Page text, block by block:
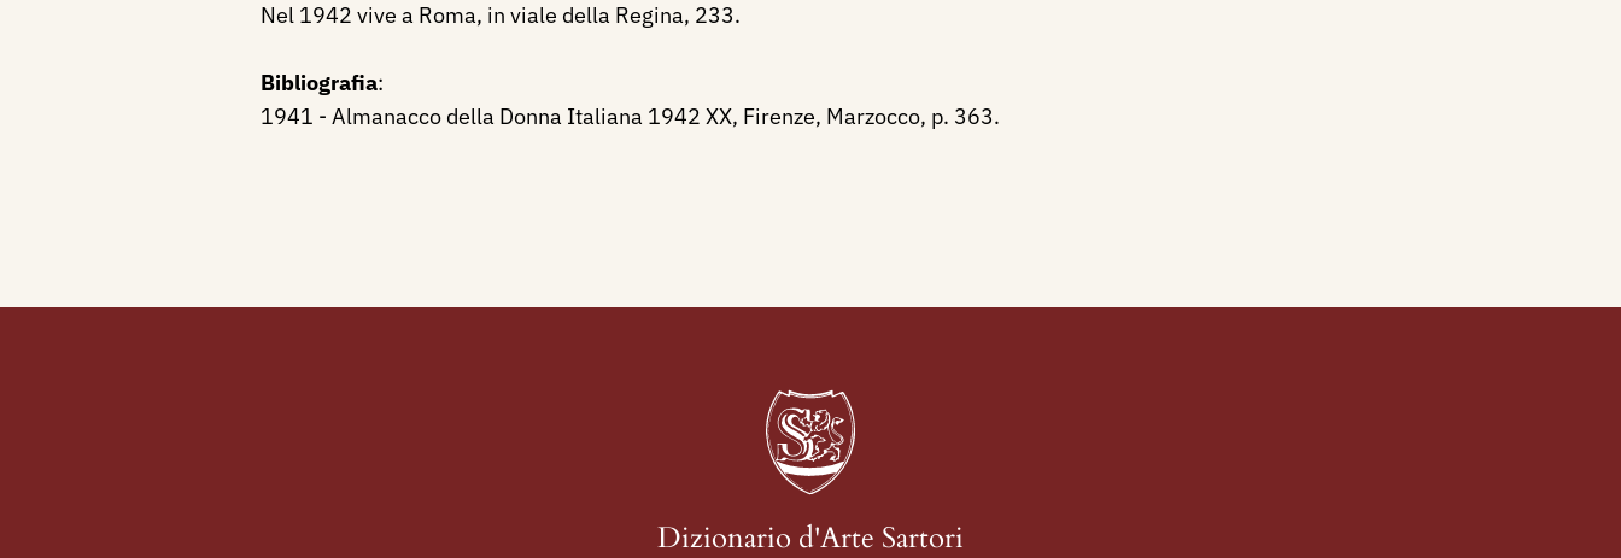
Nel 1942 vive a Roma, in viale della Regina, 233.
Bibliografia:
1941 - Almanacco della Donna Italiana 1942 XX, Firenze, Marzocco, p. 363.
Dizionario d'Arte Sartori